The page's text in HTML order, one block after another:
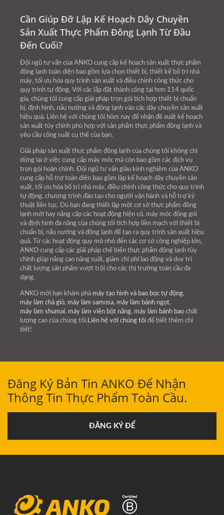
Cần Giúp Đỡ Lập Kế Hoạch Dây Chuyền
Sản Xuất Thực Phẩm Đông Lạnh Từ Đầu
Đến Cuối?
Đội ngũ tư vấn của ANKO cung cấp kế hoạch sản xuất thực phẩm
đông lạnh toàn diện bao gồm lựa chọn thiết bị, thiết kế bố trí nhà
máy, tối ưu hóa quy trình sản xuất và điều chỉnh công thức cho
quy trình tự động. Với các lắp đặt thành công tại hơn 114 quốc
gia, chúng tôi cung cấp giải pháp trọn gói tích hợp thiết bị chuẩn
bị, định hình, nấu nướng và đông lạnh vào các dây chuyền sản xuất
hiệu quả. Liên hệ với chúng tôi hôm nay để nhận đề xuất kế hoạch
sản xuất tùy chỉnh phù hợp với sản phẩm thực phẩm đông lạnh và
yêu cầu công suất cụ thể của bạn.
Giải pháp sản xuất thực phẩm đông lạnh của chúng tôi không chỉ
dừng lại ở việc cung cấp máy móc mà còn bao gồm các dịch vụ
trọn gói hoàn chỉnh. Đội ngũ tư vấn giàu kinh nghiệm của ANKO
cung cấp hỗ trợ toàn diện bao gồm lập kế hoạch dây chuyền sản
xuất, tối ưu hóa bố trí nhà máy, điều chỉnh công thức cho quy trình
tự động, chương trình đào tạo cho người vận hành và hỗ trợ kỹ
thuật liên tục. Dù bạn đang thiết lập một cơ sở thực phẩm đông
lạnh mới hay nâng cấp các hoạt động hiện có, máy móc đóng gói
và định hình đa năng của chúng tôi tích hợp liền mạch với thiết bị
chuẩn bị, nấu nướng và đông lạnh để tạo ra quy trình sản xuất hiệu
quả. Từ các hoạt động quy mô nhỏ đến các cơ sở công nghiệp lớn,
ANKO cung cấp các giải pháp chế biến thực phẩm đông lạnh tùy
chỉnh giúp nâng cao năng suất, giảm chi phí lao động và duy trì
chất lượng sản phẩm vượt trội cho các thị trường toàn cầu đa
dạng.
ANKO mời bạn khám phá máy tạo hình và bao bọc tự động,
máy làm chả giò, máy làm samosa, máy làm bánh ngọt,
máy làm shumai, máy làm viên bột năng, máy làm bánh bao chất
lượng cao của chúng tôi.Liên hệ với chúng tôi để biết thêm chi
tiết!
Đăng Ký Bản Tin ANKO Để Nhận
Thông Tin Thực Phẩm Toàn Cầu.
ĐĂNG KÝ ĐỂ